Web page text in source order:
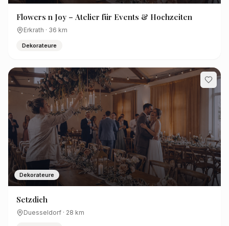
Flowers n Joy – Atelier für Events & Hochzeiten
Erkrath · 36 km
Dekorateure
Dekorateure
Setzdich
Duesseldorf · 28 km